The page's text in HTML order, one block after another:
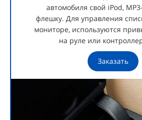
автомобиля свой iPod,
флешку. Для управления
мониторе, используются
на руле или
Заказать